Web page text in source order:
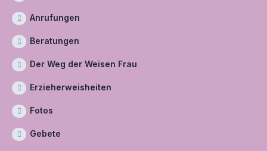
Anrufungen
Beratungen
Der Weg der Weisen Frau
Erzieherweisheiten
Fotos
Gebete